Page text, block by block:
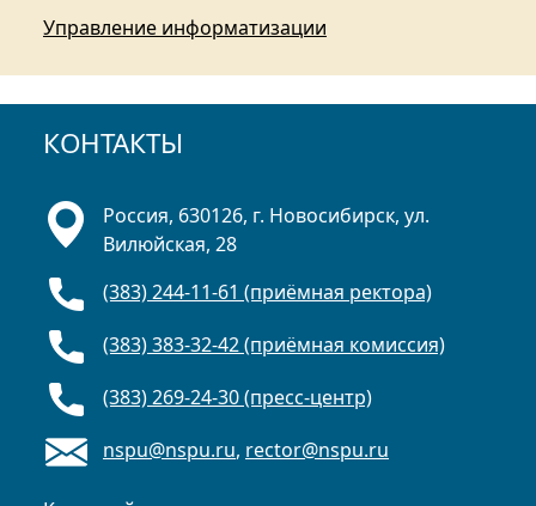
Управление информатизации
КОНТАКТЫ
Россия, 630126, г. Новосибирск, ул.
Вилюйская, 28
(383) 244-11-61 (приёмная ректора)
(383) 383-32-42 (приёмная комиссия)
(383) 269-24-30 (пресс-центр)
nspu@nspu.ru, rector@nspu.ru